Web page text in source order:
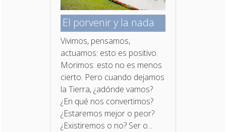
El porvenir y la nada
Vivimos, pensamos,
actuamos: esto es positivo.
Morimos: esto no es menos
cierto. Pero cuando dejamos
la Tierra, ¿adónde vamos?
¿En qué nos convertimos?
¿Estaremos mejor o peor?
¿Existiremos o no? Ser o...